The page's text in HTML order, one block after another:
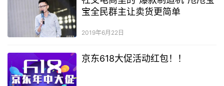
宝全民群主让卖货更简单
2019年6月22日
京东618大促活动红包！！